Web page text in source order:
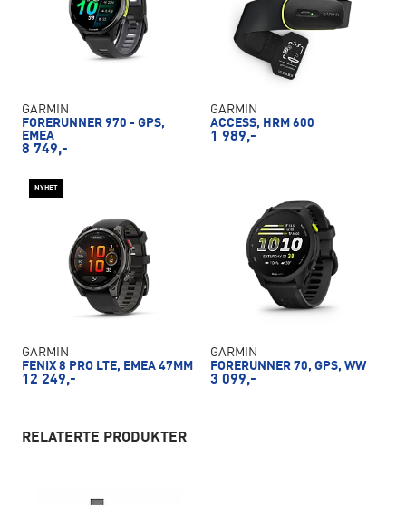
GARMIN
FORERUNNER 970 - GPS,
EMEA
8 749,-
GARMIN
ACCESS, HRM 600
1 989,-
NYHET
GARMIN
FENIX 8 PRO LTE, EMEA 47MM
12 249,-
GARMIN
FORERUNNER 70, GPS, WW
3 099,-
RELATERTE PRODUKTER